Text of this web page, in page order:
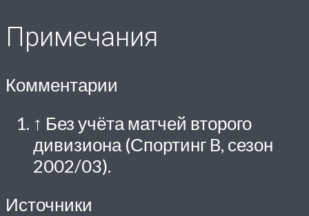
Примечания
Комментарии
↑ Без учёта матчей второго
дивизиона (Спортинг B, сезон
2002/03).
Источники